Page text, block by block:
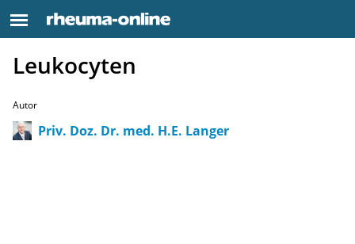
Leukocyten
Autor
Priv. Doz. Dr. med. H.E. Langer